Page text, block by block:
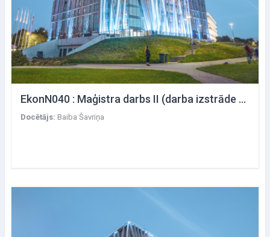
EkonN040 : Maģistra darbs II (darba izstrāde un aizstāvēšana) /Starptautiskais bizness/
Docētājs: Baiba Šavriņa